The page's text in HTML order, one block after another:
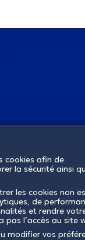
Orientale
la
cookies afin de
la sécurité ainsi
les cookies non
de
et rendre
pas l’accès au site
modifier vos